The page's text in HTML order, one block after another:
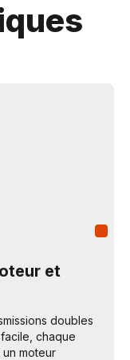
et
doubles
chaque
moteur